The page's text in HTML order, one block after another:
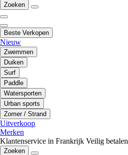
Zoeken
Beste Verkopen
Nieuw
Zwemmen
Duiken
Surf
Paddle
Watersporten
Urban sports
Zomer / Strand
Uitverkoop
Merken
Klantenservice in Frankrijk Veilig betalen
Zoeken